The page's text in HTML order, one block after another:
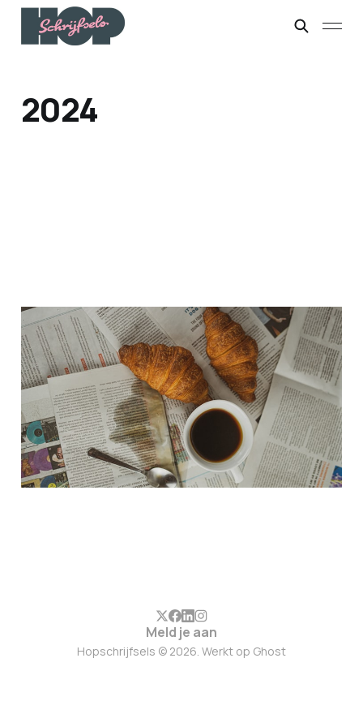
2024
'Focus op wat goed gaat'
29 okt. 20242 min leestijd Members
Meld je aan
Hopschrijfsels © 2026. Werkt op Ghost